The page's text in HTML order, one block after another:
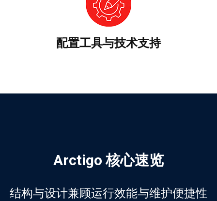
配置工具与技术支持
Arctigo 核心速览
结构与设计兼顾运行效能与维护便捷性